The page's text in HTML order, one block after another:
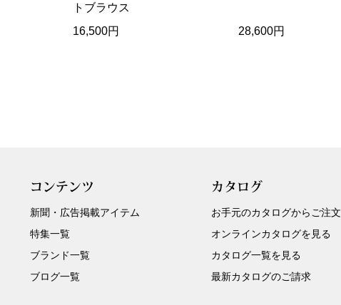
トブラウス
16,500円
28,600円
コンテンツ
新聞・広告掲載アイテム
特集一覧
ブランド一覧
ブログ一覧
カタログ
お手元のカタログからご注文
オンラインカタログを見る
カタログ一覧を見る
最新カタログのご請求